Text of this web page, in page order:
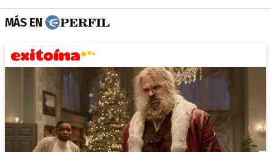
MÁS EN